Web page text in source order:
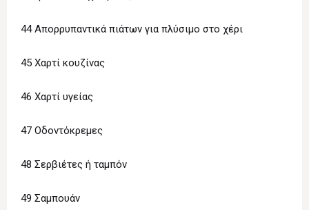
44 Απορρυπαντικά πιάτων για πλύσιμο στο χέρι
45 Χαρτί κουζίνας
46 Χαρτί υγείας
47 Οδοντόκρεμες
48 Σερβιέτες ή ταμπόν
49 Σαμπουάν